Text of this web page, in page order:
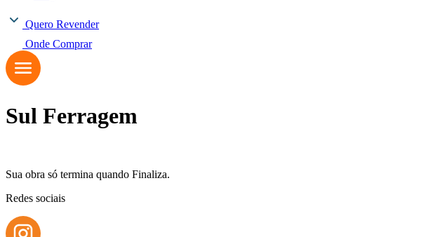
Quero Revender
Onde Comprar
Sul Ferragem
Sua obra só termina quando Finaliza.
Redes sociais